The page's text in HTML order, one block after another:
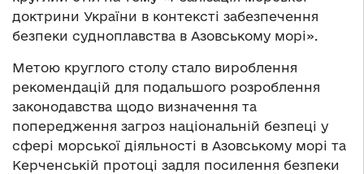
доктрини України в контексті забезпечення
безпеки судноплавства в Азовському морі».
Метою круглого столу стало вироблення
рекомендацій для подальшого розроблення
законодавства щодо визначення та
попередження загроз національній безпеці у
сфері морської діяльності в Азовському морі та
Керченській протоці задля посилення безпеки